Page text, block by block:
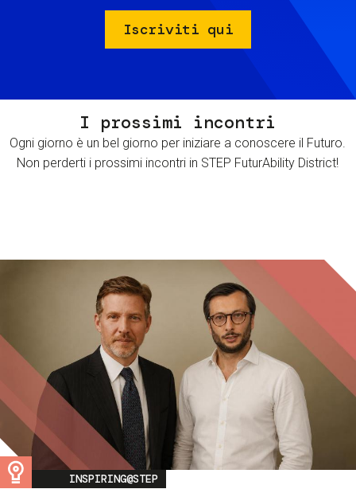
Iscriviti qui
I prossimi incontri
Ogni giorno è un bel giorno per iniziare a conoscere il Futuro.
Non perderti i prossimi incontri in STEP FuturAbility District!
Image
INSPIRING@STEP